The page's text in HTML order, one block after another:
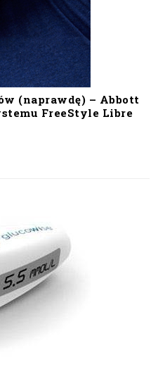
(naprawdę) – Abbott
FreeStyle Libre